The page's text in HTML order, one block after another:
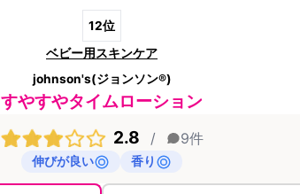
12位
ベビー用スキンケア
johnson's(ジョンソン®)
すやすやタイムローション
2.8
/ 9件
伸びが良い 香り